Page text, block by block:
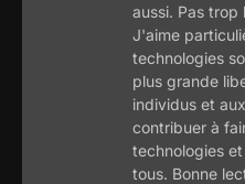
aussi. Pas trop
J'aime
technologies
plus grande
individus et
contribuer à
technologies
tous. Bonne